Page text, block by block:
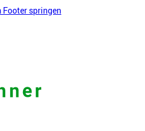
Footer springen